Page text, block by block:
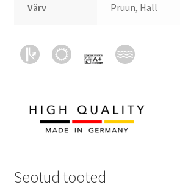
Värv Pruun, Hall
Seotud tooted